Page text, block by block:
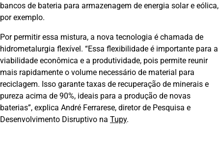
bancos de bateria para armazenagem de energia solar e eólica,
por exemplo.
Por permitir essa mistura, a nova tecnologia é chamada de
hidrometalurgia flexível. “Essa flexibilidade é importante para a
viabilidade econômica e a produtividade, pois permite reunir
mais rapidamente o volume necessário de material para
reciclagem. Isso garante taxas de recuperação de minerais e
pureza acima de 90%, ideais para a produção de novas
baterias”, explica André Ferrarese, diretor de Pesquisa e
Desenvolvimento Disruptivo na Tupy.